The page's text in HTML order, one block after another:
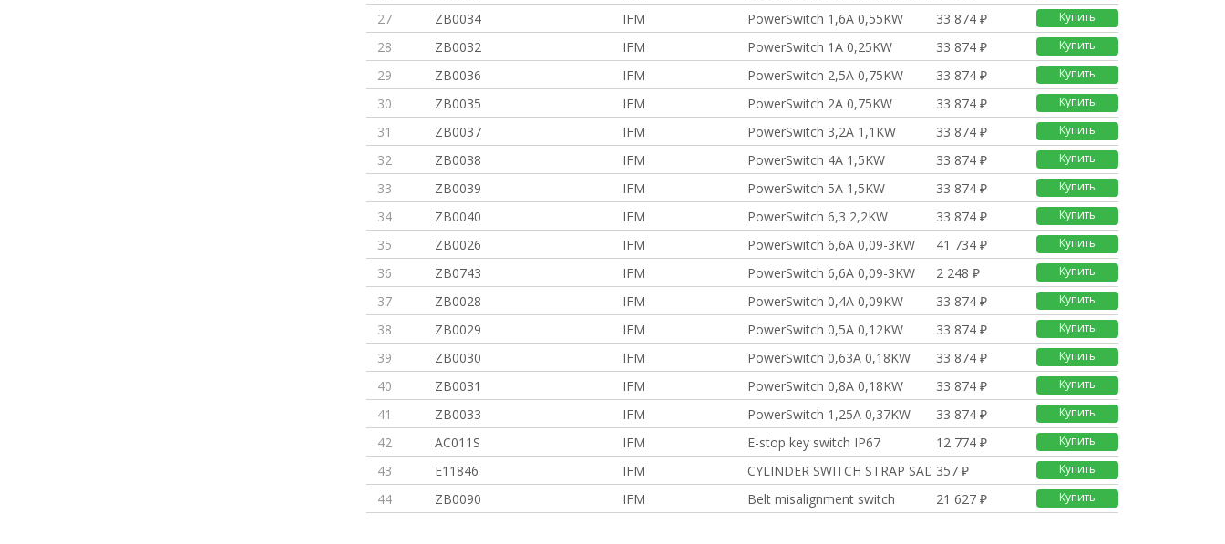
27 ZB0034 IFM PowerSwitch 1,6A 0,55KW 33 874 ₽ Купить
28 ZB0032 IFM PowerSwitch 1A 0,25KW 33 874 ₽ Купить
29 ZB0036 IFM PowerSwitch 2,5A 0,75KW 33 874 ₽ Купить
30 ZB0035 IFM PowerSwitch 2A 0,75KW 33 874 ₽ Купить
31 ZB0037 IFM PowerSwitch 3,2A 1,1KW 33 874 ₽ Купить
32 ZB0038 IFM PowerSwitch 4A 1,5KW 33 874 ₽ Купить
33 ZB0039 IFM PowerSwitch 5A 1,5KW 33 874 ₽ Купить
34 ZB0040 IFM PowerSwitch 6,3 2,2KW 33 874 ₽ Купить
35 ZB0026 IFM PowerSwitch 6,6A 0,09-3KW 41 734 ₽ Купить
36 ZB0743 IFM PowerSwitch 6,6A 0,09-3KW 2 248 ₽ Купить
37 ZB0028 IFM PowerSwitch 0,4A 0,09KW 33 874 ₽ Купить
38 ZB0029 IFM PowerSwitch 0,5A 0,12KW 33 874 ₽ Купить
39 ZB0030 IFM PowerSwitch 0,63A 0,18KW 33 874 ₽ Купить
40 ZB0031 IFM PowerSwitch 0,8A 0,18KW 33 874 ₽ Купить
41 ZB0033 IFM PowerSwitch 1,25A 0,37KW 33 874 ₽ Купить
42 AC011S IFM E-stop key switch IP67 12 774 ₽ Купить
43 E11846 IFM CYLINDER SWITCH STRAP SADDLE
357 ₽ Купить
44 ZB0090 IFM Belt misalignment switch 21 627 ₽ Купить